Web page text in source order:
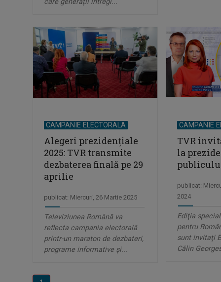
care generații întregi...
CAMPANIE ELECTORALA
Alegeri prezidenţiale
2025: TVR transmite
dezbaterea finală pe 29
aprilie
publicat: Miercuri, 26 Martie 2025
Televiziunea Română va
reflecta campania electorală
printr-un maraton de dezbateri,
programe informative şi...
CAMPANIE
TVR
la
publicat:
2024
Ediţia
pentru
sunt invitaţi
Călin